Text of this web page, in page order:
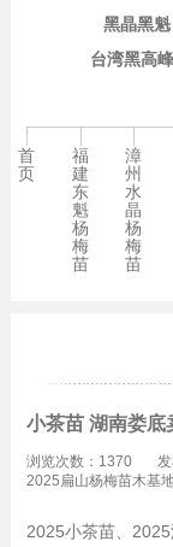
台湾黑高峰
黑晶黑魁
首
页
福
建
东
魁
杨
梅
苗
漳
州
水
晶
杨
梅
苗
小茶苗 湖南娄底
浏览次数：1370
2025扁山杨梅苗木基
2025小茶苗、